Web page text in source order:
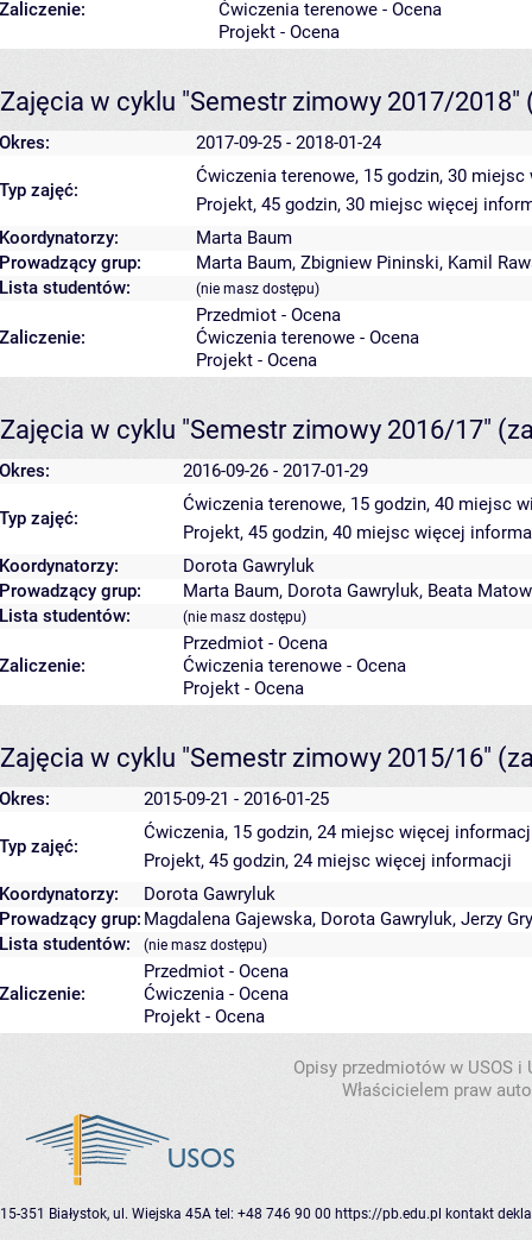
Zaliczenie:
Ćwiczenia terenowe - Ocena
Projekt - Ocena
Zajęcia w cyklu "Semestr zimowy 2017/2018"
Okres: 2017-09-25 - 2018-01-24
Typ zajęć:
Ćwiczenia terenowe, 15 godzin, 30 miejsc
Projekt, 45 godzin, 30 miejsc więcej
Koordynatorzy:
Marta Baum
Prowadzący grup:
Marta Baum, Zbigniew Pininski, Kamil
Lista studentów:
(nie masz dostępu)
Zaliczenie:
Przedmiot - Ocena
Ćwiczenia terenowe - Ocena
Projekt - Ocena
Zajęcia w cyklu "Semestr zimowy 2016/17"
Okres: 2016-09-26 - 2017-01-29
Typ zajęć:
Ćwiczenia terenowe, 15 godzin, 40 miejsc
Projekt, 45 godzin, 40 miejsc więcej
Koordynatorzy:
Dorota Gawryluk
Prowadzący grup:
Marta Baum, Dorota Gawryluk, Beata
Lista studentów:
(nie masz dostępu)
Zaliczenie:
Przedmiot - Ocena
Ćwiczenia terenowe - Ocena
Projekt - Ocena
Zajęcia w cyklu "Semestr zimowy 2015/16"
Okres: 2015-09-21 - 2016-01-25
Typ zajęć:
Ćwiczenia, 15 godzin, 24 miejsc więcej
Projekt, 45 godzin, 24 miejsc więcej informacji
Koordynatorzy:
Dorota Gawryluk
Prowadzący grup: Magdalena Gajewska, Dorota Gawryluk, Jerzy
Lista studentów:
(nie masz dostępu)
Zaliczenie:
Przedmiot - Ocena
Ćwiczenia - Ocena
Projekt - Ocena
Opisy przedmiotów w USOS
Właścicielem praw
15-351 Białystok, ul. Wiejska 45A tel: +48 746 90 00 https://pb.edu.pl kontakt